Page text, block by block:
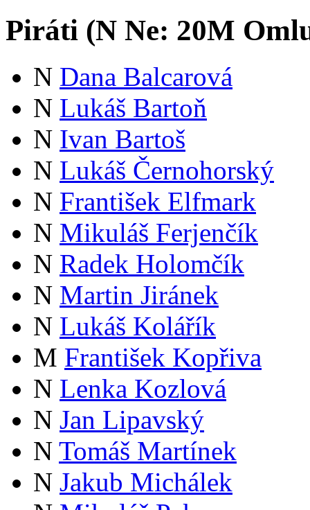
Piráti (N Ne: 20M
N Dana Balcarová
N Lukáš Bartoň
N Ivan Bartoš
N Lukáš Černohorský
N František Elfmark
N Mikuláš Ferjenčík
N Radek Holomčík
N Martin Jiránek
N Lukáš Kolářík
M František Kopřiva
N Lenka Kozlová
N Jan Lipavský
N Tomáš Martínek
N Jakub Michálek